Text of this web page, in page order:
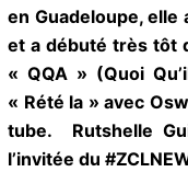
Afrique, en France
été prof de philo en
chanson. Son
advienne) sur
Oswald en
Rutshelle